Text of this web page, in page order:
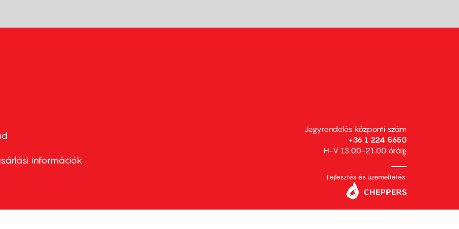
információk
Jegyrendelés központi szám
+36 1 224 5650
H-V 13.00-21.00 óráig
Fejlesztés és üzemeltetés: